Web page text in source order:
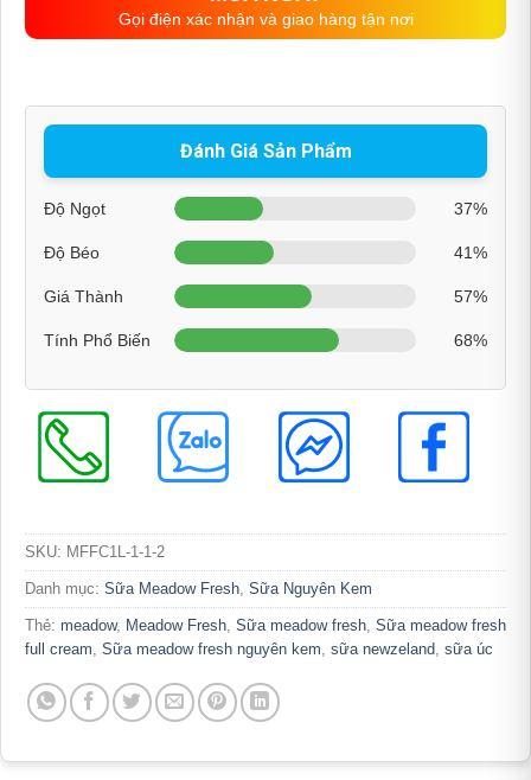
Gọi điện xác nhận và giao hàng tận nơi
Đánh Giá Sản Phẩm
Độ Ngọt 37%
Độ Béo 41%
Giá Thành 57%
Tính Phổ Biến 68%
SKU: MFFC1L-1-1-2
Danh mục: Sữa Meadow Fresh Sữa Nguyên Kem
Thẻ: meadow, Meadow Fresh Sữa meadow fresh Sữa meadow fresh
full cream Sữa meadow fresh nguyên kem sữa newzeland sữa úc